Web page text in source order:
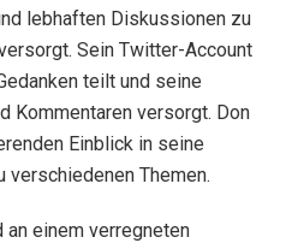
lebhaften Diskussionen zu
Sein Twitter-Account
teilt und seine
Kommentaren versorgt. Don
Einblick in seine
verschiedenen Themen.
einem verregneten